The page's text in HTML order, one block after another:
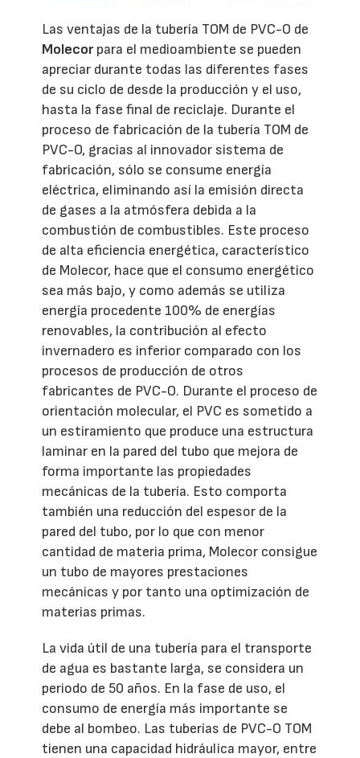
Las ventajas de la tubería TOM de PVC-O de
Molecorpara el medioambiente se pueden
apreciar durante todas las diferentes fases
de su ciclo de desde la producción y el uso,
hasta la fase final de reciclaje. Durante el
proceso de fabricación de la tubería TOM de
PVC-O, gracias al innovador sistema de
fabricación, sólo se consume energía
eléctrica, eliminando así la emisión directa
de gases a la atmósfera debida a la
combustión de combustibles. Este proceso
de alta eficiencia energética, característico
de Molecor, hace que el consumo energético
sea más bajo, y como además se utiliza
energía procedente 100% de energías
renovables, la contribución al efecto
invernadero es inferior comparado con los
procesos de producción de otros
fabricantes de PVC-O. Durante el proceso de
orientación molecular, el PVC es sometido a
un estiramiento que produce una estructura
laminar en la pared del tubo que mejora de
forma importante las propiedades
mecánicas de la tubería. Esto comporta
también una reducción del espesor de la
pared del tubo, por lo que con menor
cantidad de materia prima, Molecor consigue
un tubo de mayores prestaciones
mecánicas y por tanto una optimización de
materias primas.
La vida útil de una tubería para el transporte
de agua es bastante larga, se considera un
periodo de 50 años. En la fase de uso, el
consumo de energía más importante se
debe al bombeo. Las tuberías de PVC-O TOM
tienen una capacidad hidráulica mayor, entre